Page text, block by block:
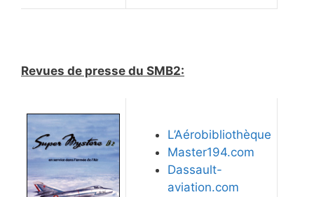
Revues de presse du SMB2:
L’Aérobibliothèque
Master194.com
Dassault-
aviation.com